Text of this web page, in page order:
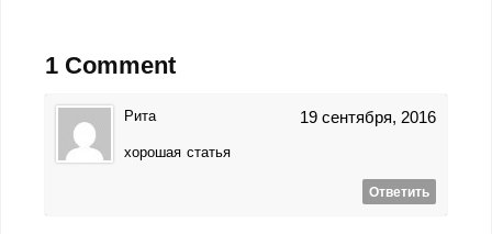
1 Comment
Рита 19 сентября, 2016
хорошая статья
Ответить